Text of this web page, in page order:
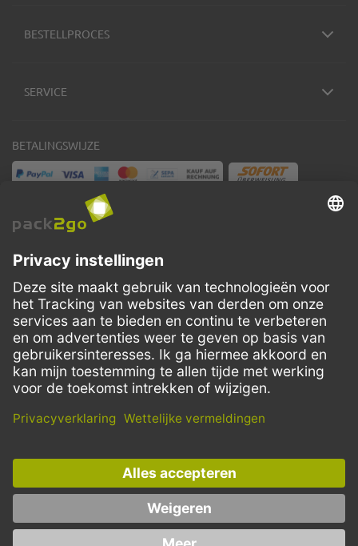
BESTELLPROCES
SERVICE
BETALINGSWIJZE
FacebookInstagramLinkedIn
Dit aanbod is enkel bedoeld voor horeca, handel, industrie, handwerk,
overheidsinstanties en vrije beroepen. Particuliere aankopen zijn
uitgesloten.
* Prijzen zijn excl. BTW en Verzending